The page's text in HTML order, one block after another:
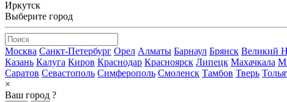
Иркутск
Выберите город
Москва Санкт-Петербург Орел Алматы Барнаул Брянск Великий
Казань Калуга Киров Краснодар Красноярск Липецк Махачкала
Саратов Севастополь Симферополь Смоленск Тамбов Тверь
×
Ваш город ?